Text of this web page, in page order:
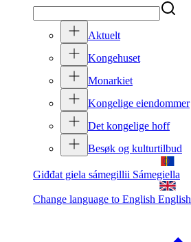
Aktuelt
Kongehuset
Monarkiet
Kongelige eiendommer
Det kongelige hoff
Besøk og kulturtilbud
Giđđat giela sámegillii Sámegiella
Change language to English English